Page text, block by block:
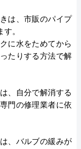
は、市販のパイプ
。
に水をためてから
たりする方法で解
、自分で解消する
門の修理業者に依
、バルブの緩みが